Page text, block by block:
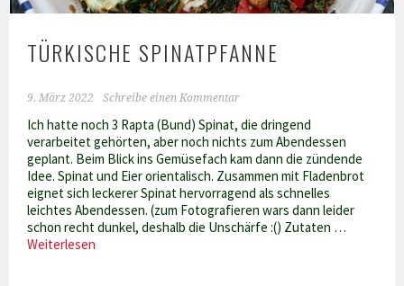
TÜRKISCHE SPINATPFANNE
9. März 2022 Schreibe einen Kommentar
Ich hatte noch 3 Rapta (Bund) Spinat, die dringend
verarbeitet gehörten, aber noch nichts zum Abendessen
geplant. Beim Blick ins Gemüsefach kam dann die zündende
Idee. Spinat und Eier orientalisch. Zusammen mit Fladenbrot
eignet sich leckerer Spinat hervorragend als schnelles
leichtes Abendessen. (zum Fotografieren wars dann leider
schon recht dunkel, deshalb die Unschärfe :() Zutaten …
Weiterlesen